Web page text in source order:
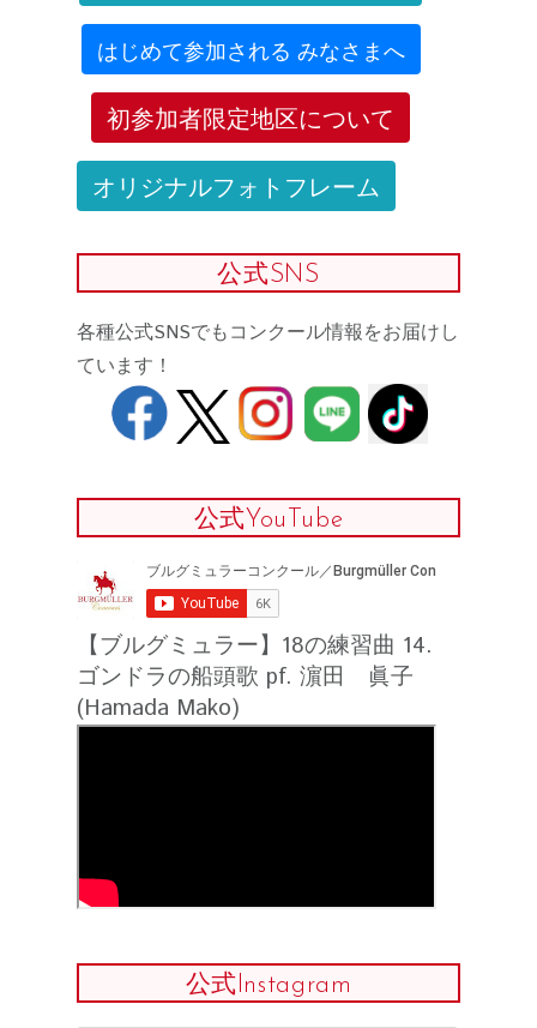
はじめて参加される みなさまへ
初参加者限定地区について
オリジナルフォトフレーム
公式SNS
各種公式SNSでもコンクール情報をお届けし
ています！
公式YouTube
【ブルグミュラー】18の練習曲 14.
ゴンドラの船頭歌 pf. 濵田 眞子
(Hamada Mako)
公式Instagram